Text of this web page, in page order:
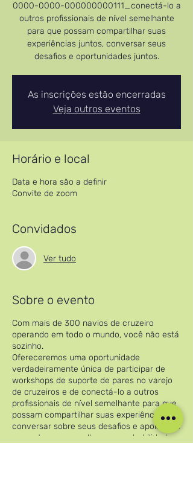
0000-0000-000000000111_conectá-lo a
outros profissionais de nível semelhante
para que possam compartilhar suas
experiências juntos, conversar seus
desafios e oportunidades juntos.
As inscrições estão encerradas
Veja outros eventos
Horário e local
Data e hora são a definir
Convite de zoom
Convidados
Ver tudo
Sobre o evento
Com mais de 300 navios de cruzeiro
operando em todo o mundo, você não está
sozinho.
Ofereceremos uma oportunidade
verdadeiramente única de participar de
workshops de suporte de pares no varejo
de cruzeiros e de conectá-lo a outros
profissionais de nível semelhante para que
possam compartilhar suas experiências,
conversar sobre seus desafios e apoiar uns
aos outros para melhorar suas habilidades.